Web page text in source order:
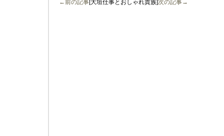
←前の記事[大垣仕事とおしゃれ貴族]次の記事→